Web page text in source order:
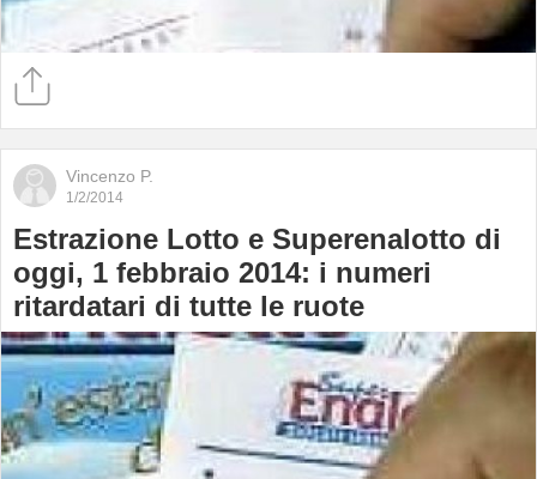
Vincenzo P.
1/2/2014
Estrazione Lotto e Superenalotto di
oggi, 1 febbraio 2014: i numeri
ritardatari di tutte le ruote